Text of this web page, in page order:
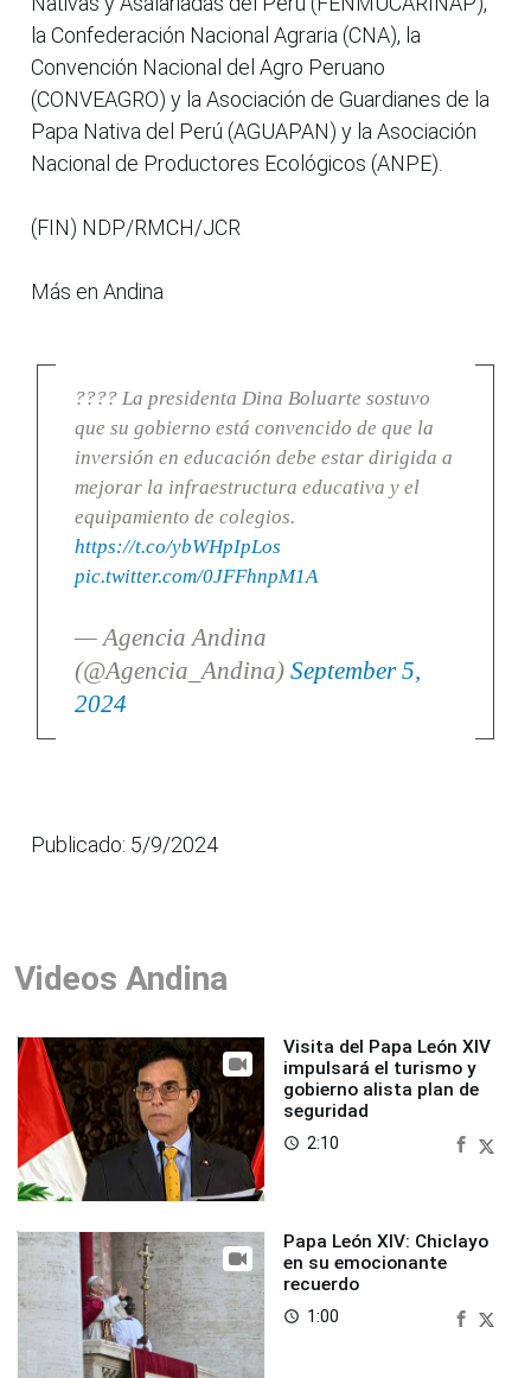
la Confederación Nacional Agraria (CNA), la
Convención Nacional del Agro Peruano
(CONVEAGRO) y la Asociación de Guardianes de la
Papa Nativa del Perú (AGUAPAN) y la Asociación
Nacional de Productores Ecológicos (ANPE).
(FIN) NDP/RMCH/JCR
Más en Andina
???? La presidenta Dina Boluarte sostuvo
que su gobierno está convencido de que la
inversión en educación debe estar dirigida a
mejorar la infraestructura educativa y el
equipamiento de colegios.
https://t.co/ybWHpIpLos
pic.twitter.com/0JFFhnpM1A
— Agencia Andina
(@Agencia_Andina) September 5,
2024
Publicado: 5/9/2024
Videos Andina
Visita del Papa León XIV
impulsará el turismo y
gobierno alista plan de
seguridad
access_time 2:10
Papa León XIV: Chiclayo
en su emocionante
recuerdo
access_time 1:00